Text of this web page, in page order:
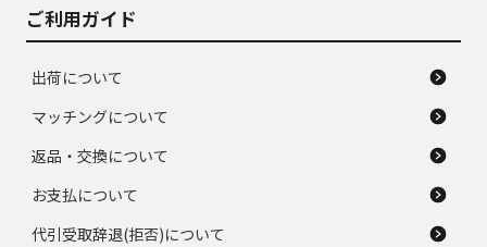
ご利用ガイド
出荷について
マッチングについて
返品・交換について
お支払について
代引受取辞退(拒否)について